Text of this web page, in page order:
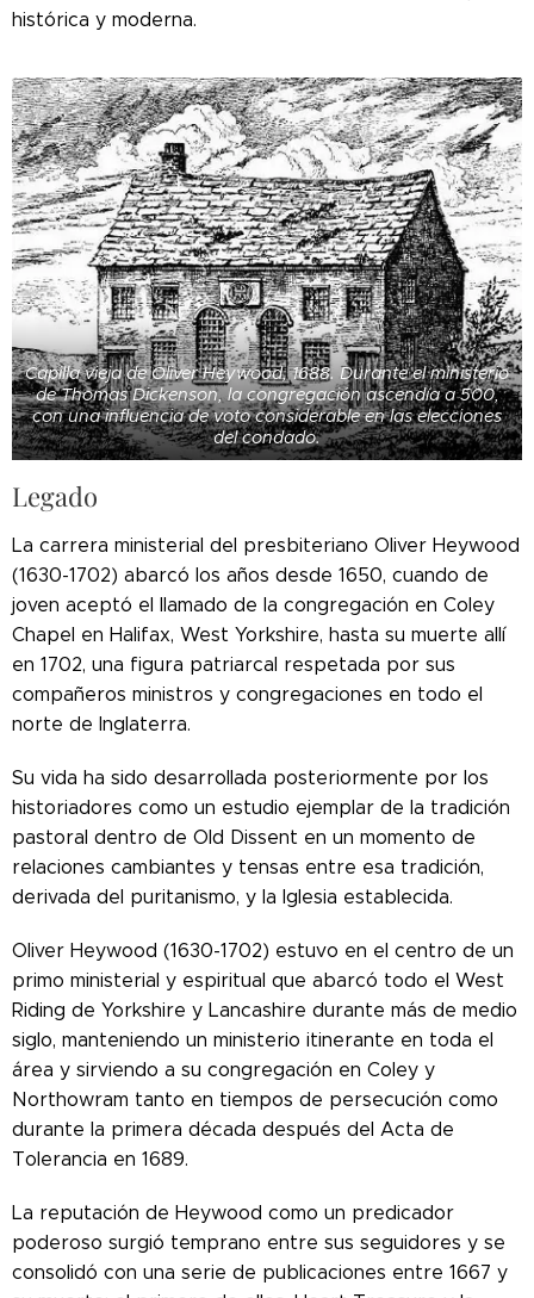
histórica y moderna.
Capilla vieja de Oliver Heywood, 1688. Durante el ministerio
de Thomas Dickenson, la congregación ascendía a 500,
con una influencia de voto considerable en las elecciones
del condado.
Legado
La carrera ministerial del presbiteriano Oliver Heywood
(1630-1702) abarcó los años desde 1650, cuando de
joven aceptó el llamado de la congregación en Coley
Chapel en Halifax, West Yorkshire, hasta su muerte allí
en 1702, una figura patriarcal respetada por sus
compañeros ministros y congregaciones en todo el
norte de Inglaterra.
Su vida ha sido desarrollada posteriormente por los
historiadores como un estudio ejemplar de la tradición
pastoral dentro de Old Dissent en un momento de
relaciones cambiantes y tensas entre esa tradición,
derivada del puritanismo, y la Iglesia establecida.
Oliver Heywood (1630-1702) estuvo en el centro de un
primo ministerial y espiritual que abarcó todo el West
Riding de Yorkshire y Lancashire durante más de medio
siglo, manteniendo un ministerio itinerante en toda el
área y sirviendo a su congregación en Coley y
Northowram tanto en tiempos de persecución como
durante la primera década después del Acta de
Tolerancia en 1689.
La reputación de Heywood como un predicador
poderoso surgió temprano entre sus seguidores y se
consolidó con una serie de publicaciones entre 1667 y